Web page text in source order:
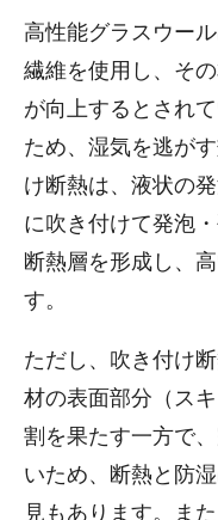
高性能グラスウー
繊維を使用し、そ
が向上するとされ
ため、湿気を逃が
け断熱は、液状の
に吹き付けて発泡
断熱層を形成し、
す。
ただし、吹き付け
材の表面部分（ス
割を果たす一方で
いため、断熱と防
見もあります。ま